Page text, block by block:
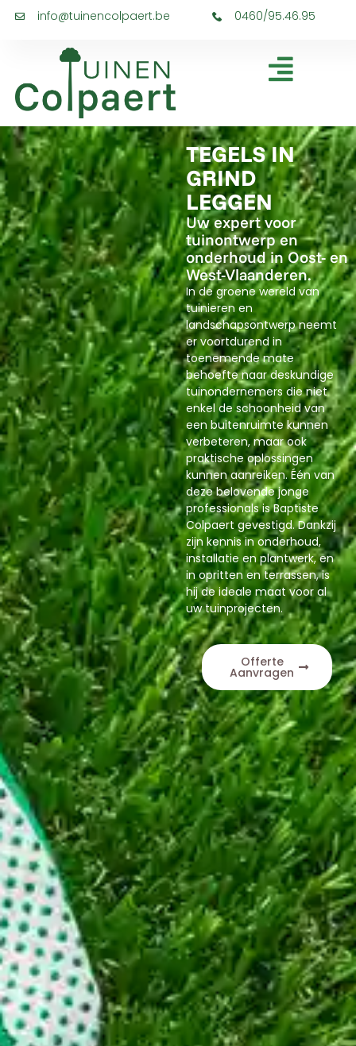
info@tuinencolpaert.be 0460/95.46.95
TEGELS IN
GRIND
LEGGEN
Uw expert voor
tuinontwerp en
onderhoud in Oost- en
West-Vlaanderen.
In de groene wereld van
tuinieren en
landschapsontwerp neemt
er voortdurend in
toenemende mate
behoefte naar deskundige
tuinondernemers die niet
enkel de schoonheid van
een buitenruimte kunnen
verbeteren, maar ook
praktische oplossingen
kunnen aanreiken. Één van
deze belovende jonge
professionals is Baptiste
Colpaert gevestigd. Dankzij
zijn kennis in onderhoud,
installatie en plantwerk, en
in opritten en terrassen, is
hij de ideale maat voor al
uw tuinprojecten.
Offerte
Aanvragen